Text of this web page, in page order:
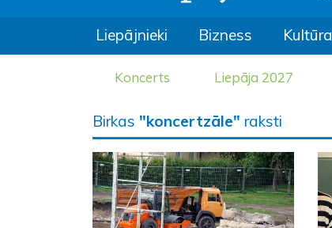
Liepājnieki Bizness Kultūra
Koncerts Liepāja 2027
Birkas "koncertzāle" raksti